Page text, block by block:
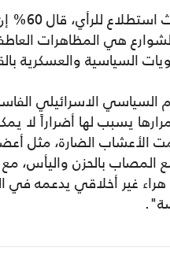
ولفت
هي المظاهرات
السياسية والعسكرية
السياسي الاسرائيلي
يسبب لها أضراراً لا
الأعشاب الضارة، مثل
المصاب بالحزن واليأس، مع
غير أخلاقي يدعمه في